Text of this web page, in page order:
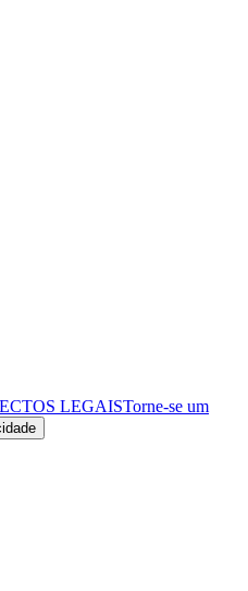
LEGAISTorne-se um